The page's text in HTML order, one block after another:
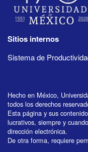
Sitios internos
Sistema de
Hecho en México,
todos los derechos
Esta página y sus
lucrativos, siempre y
dirección electrónica.
De otra forma, requiere